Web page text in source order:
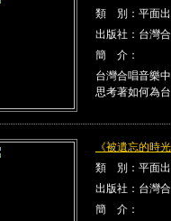
類 別：平面
出版社：台灣
簡 介：
台灣合唱音樂
思考著如何為
《被遺忘的時
類 別：平面
出版社：台灣
簡 介：